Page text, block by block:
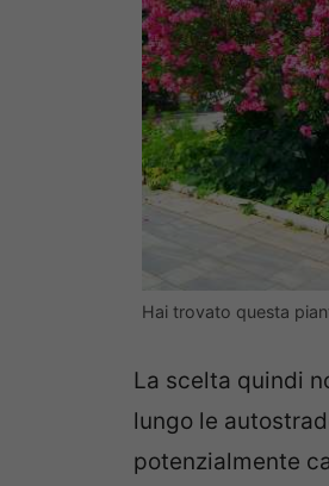
Hai trovato questa
La scelta quindi
lungo le
potenzialmente